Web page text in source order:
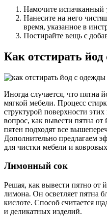
Намочите испачканный
Нанесите на него
время, указанное в
Постирайте вещь с
Как отстирать
Иногда случается, что пятна
мягкой мебели. Процесс
структурой поверхности
вопрос, как вывести пятна
пятен подходят все
Дополнительно предлагаем
для чистки мебели и
Лимонный сок
Решая, как вывести пятно от
лимона. Он осветляет пятна
кислоте. Способ считается
и деликатных изделий.